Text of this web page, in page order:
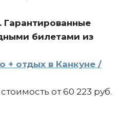
билетами из
+ отдых в Канкуне /
от 60 223 руб.